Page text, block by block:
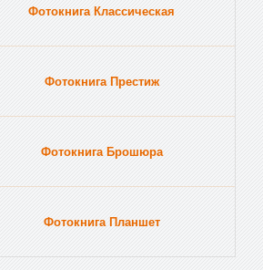
Фотокнига Классическая
Фотокнига Престиж
Фотокнига Брошюра
Фотокнига Планшет